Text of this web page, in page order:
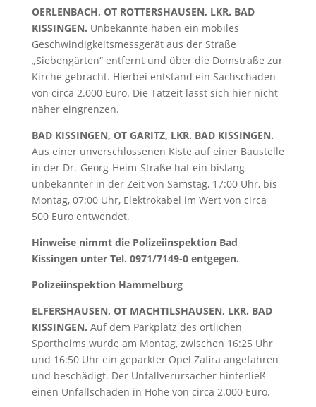
OERLENBACH, OT ROTTERSHAUSEN, LKR. BAD
KISSINGEN. Unbekannte haben ein mobiles
Geschwindigkeitsmessgerät aus der Straße
„Siebengärten“ entfernt und über die Domstraße zur
Kirche gebracht. Hierbei entstand ein Sachschaden
von circa 2.000 Euro. Die Tatzeit lässt sich hier nicht
näher eingrenzen.
BAD KISSINGEN, OT GARITZ, LKR. BAD KISSINGEN.
Aus einer unverschlossenen Kiste auf einer Baustelle
in der Dr.-Georg-Heim-Straße hat ein bislang
unbekannter in der Zeit von Samstag, 17:00 Uhr, bis
Montag, 07:00 Uhr, Elektrokabel im Wert von circa
500 Euro entwendet.
Hinweise nimmt die Polizeiinspektion Bad
Kissingen unter Tel. 0971/7149-0 entgegen.
Polizeiinspektion Hammelburg
ELFERSHAUSEN, OT MACHTILSHAUSEN, LKR. BAD
KISSINGEN. Auf dem Parkplatz des örtlichen
Sportheims wurde am Montag, zwischen 16:25 Uhr
und 16:50 Uhr ein geparkter Opel Zafira angefahren
und beschädigt. Der Unfallverursacher hinterließ
einen Unfallschaden in Höhe von circa 2.000 Euro.